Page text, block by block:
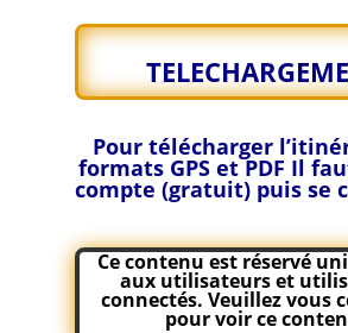
Pour télécharger
formats GPS et PDF Il
compte (gratuit) puis se
Ce contenu est réservé
aux utilisateurs et
connectés. Veuillezvous
pour voir ce